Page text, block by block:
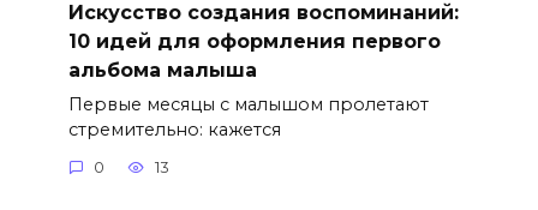
Искусство создания воспоминаний:
10 идей для оформления первого
альбома малыша
Первые месяцы с малышом пролетают
стремительно: кажется
0 13